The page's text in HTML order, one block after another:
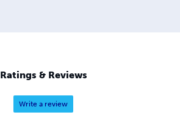
Ratings & Reviews
Write a review